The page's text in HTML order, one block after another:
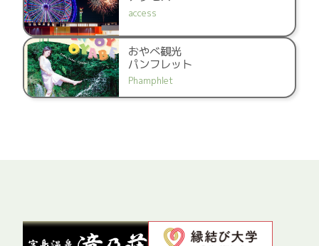
access
おやべ観光
パンフレット
Phamphlet